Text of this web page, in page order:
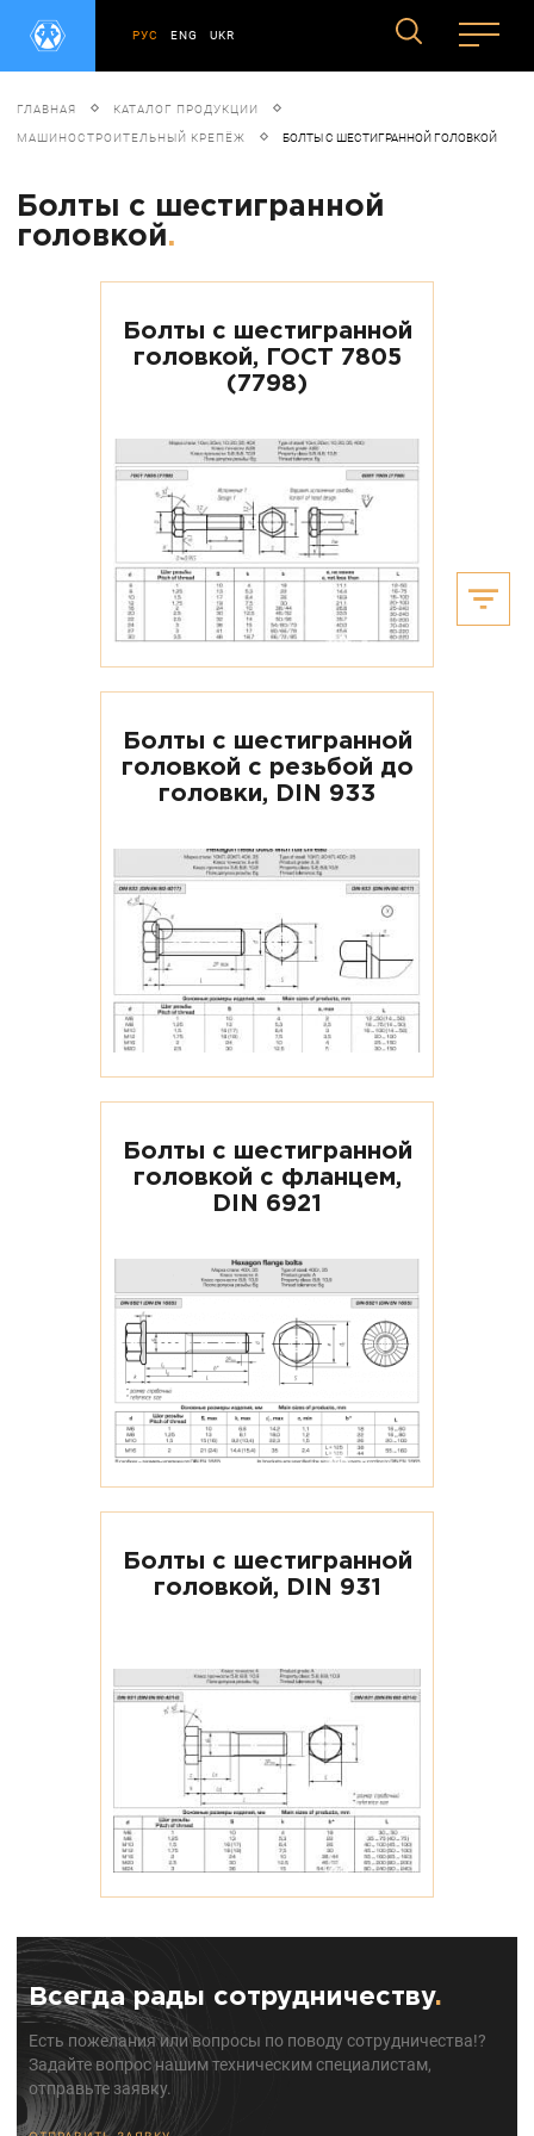
РУС ENG UKR
ГЛАВНАЯ КАТАЛОГ ПРОДУКЦИИ
МАШИНОСТРОИТЕЛЬНЫЙ КРЕПЁЖ БОЛТЫ С ШЕСТИГРАННОЙ ГОЛОВКОЙ
Болты с шестигранной
головкой.
Болты с шестигранной
головкой, ГОСТ 7805
(7798)
Болты с шестигранной
головкой с резьбой до
головки, DIN 933
Болты с шестигранной
головкой с фланцем,
DIN 6921
Болты с шестигранной
головкой, DIN 931
Всегда рады сотрудничеству.
Есть пожелания или вопросы по поводу сотрудничества!?
Задайте вопрос нашим техническим специалистам,
отправьте заявку.